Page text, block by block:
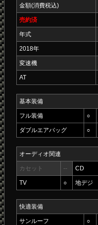
金額(消費税込)
売約済
年式
2018年
変速機
AT
基本装備
フル装備 ○
ダブルエアバッグ ○
オーディオ関連
カセット -- CD
TV ○ 地デジ
快適装備
サンルーフ ○